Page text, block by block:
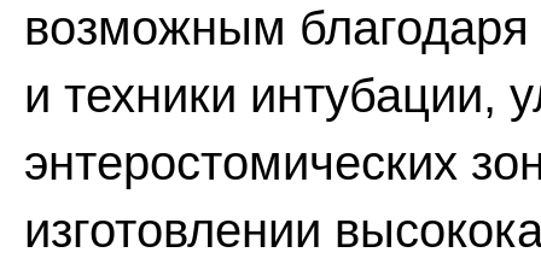
возможным
и техники интубации,
энтеростомических
изготовлении